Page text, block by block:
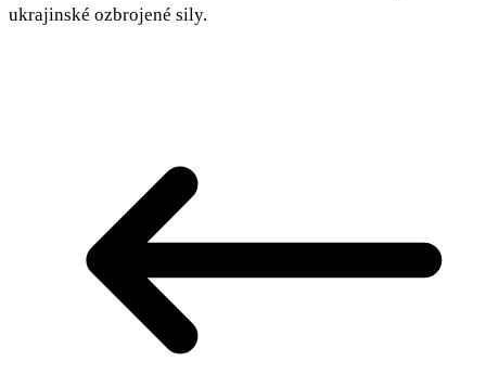
ukrajinské ozbrojené sily.